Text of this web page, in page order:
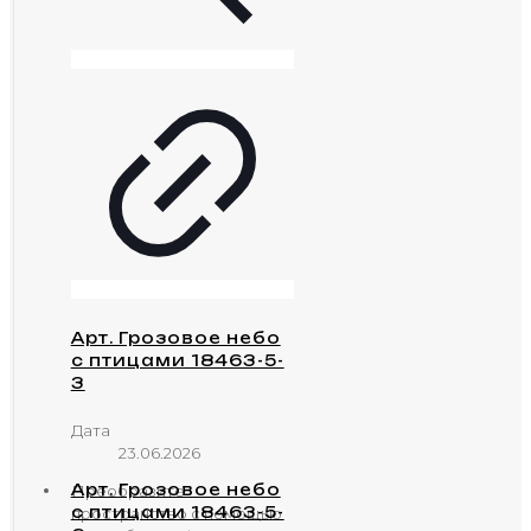
Арт. Грозовое небо
с птицами 18463-5-
3
Дата
23.06.2026
Преобразите
пространство с помощью
Арт. Грозовое небо
с птицами 18463-5-